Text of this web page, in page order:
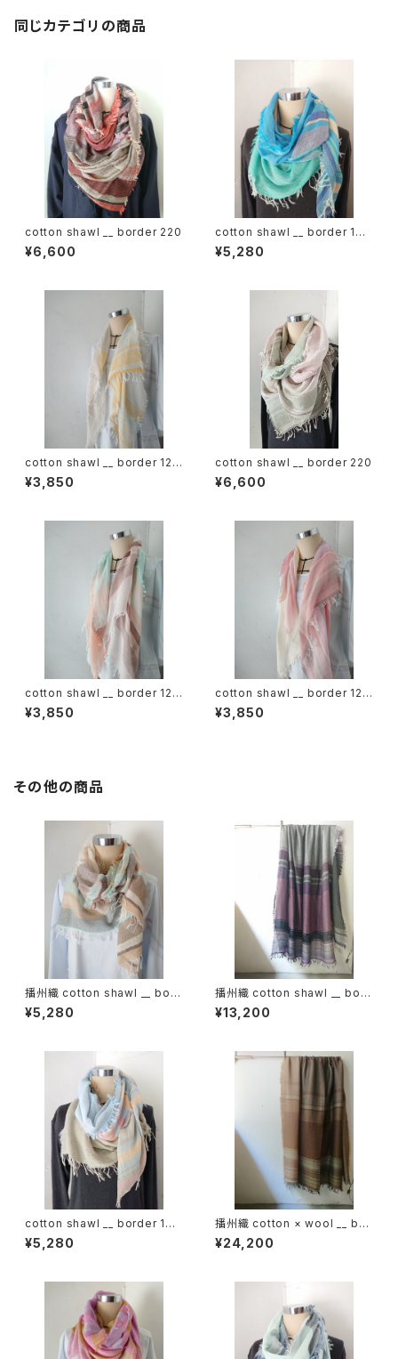
同じカテゴリの商品
cotton shawl __ border 220
¥6,600
cotton shawl __ border 160
海嶺w
¥5,280
cotton shawl __ border 120
蒲公英w
¥3,850
cotton shawl __ border 220
¥6,600
cotton shawl __ border 120
春麗w
¥3,850
cotton shawl __ border 120
桜花w
¥3,850
その他の商品
播州織 cotton shawl __ bord
er 160 啓蟄w
¥5,280
播州織 cotton shawl __ bord
er 220-120 紫電GK
¥13,200
cotton shawl __ border 160
薄霞w
¥5,280
播州織 cotton × wool __ bor
der 220-120 枯野GK
¥24,200